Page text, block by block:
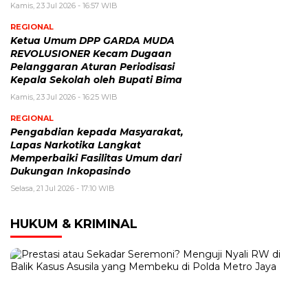
Kamis, 23 Jul 2026 - 16:57 WIB
REGIONAL
Ketua Umum DPP GARDA MUDA
REVOLUSIONER Kecam Dugaan
Pelanggaran Aturan Periodisasi
Kepala Sekolah oleh Bupati Bima
Kamis, 23 Jul 2026 - 16:25 WIB
REGIONAL
Pengabdian kepada Masyarakat,
Lapas Narkotika Langkat
Memperbaiki Fasilitas Umum dari
Dukungan Inkopasindo
Selasa, 21 Jul 2026 - 17:10 WIB
HUKUM & KRIMINAL